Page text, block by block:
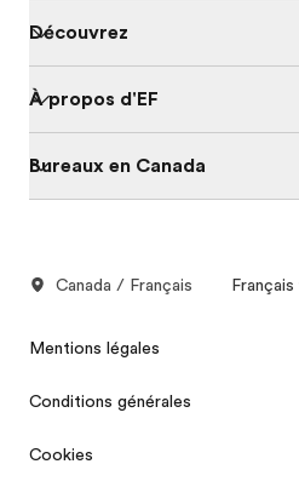
Découvrez
À propos d'EF
Bureaux en Canada
Canada / Français Français
Mentions légales
Conditions générales
Cookies